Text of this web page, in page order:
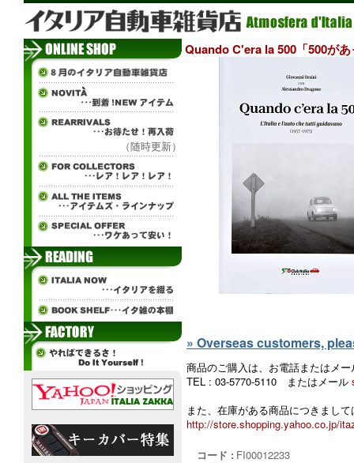
（随時更新）
Quando C'era la 500「500が
» Overseas customers,
商品のご購入は、お電話またはメ
TEL : 03-5770-5110 またはメール
また、在庫がある商品につきまし
http://store.shopping.yahoo.co.jp/
コード : FI00012233